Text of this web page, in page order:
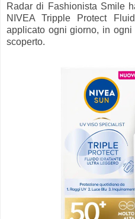
Radar di Fashionista Smile
NIVEA Tripple Protect
applicato ogni giorno, in
scoperto.